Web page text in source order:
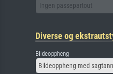
Ingen passepartout
Diverse og
Bildeoppheng
Bildeoppheng med sagtann